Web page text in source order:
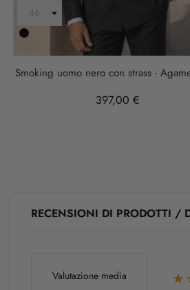
Nero
Smoking uomo nero con strass -
397,00 €
RECENSIONI DI PRODOTTI /
Valutazione media